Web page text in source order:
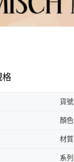
格
貨號
顏色
材質
系列